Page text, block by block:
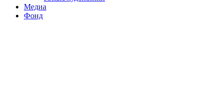
Медиа
Фонд